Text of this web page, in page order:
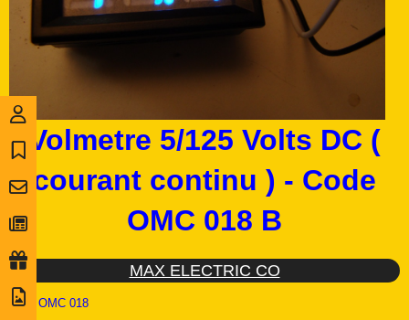
Volmetre 5/125 Volts DC (
courant continu ) - Code
OMC 018 B
MAX ELECTRIC CO
Ref : OMC 018